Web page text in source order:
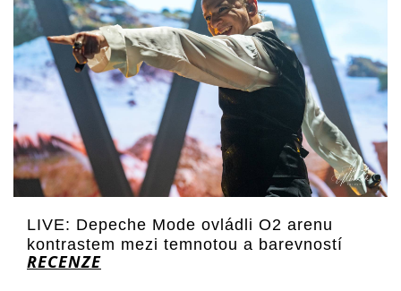
LIVE: Depeche Mode ovládli O2 arenu
kontrastem mezi temnotou a barevností
RECENZE